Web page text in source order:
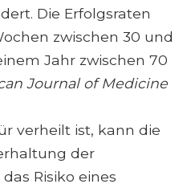
Die Erfolgsraten
zwischen 30 und
Jahr zwischen 70
Journal of Medicine
verheilt ist, kann die
der
Risiko eines